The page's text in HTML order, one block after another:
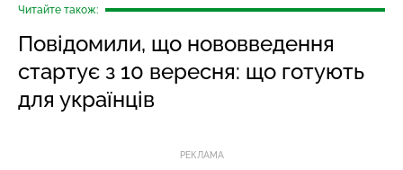
Читайте також:
Повідомили, що нововведення
стартує з 10 вересня: що готують
для українців
РЕКЛАМА